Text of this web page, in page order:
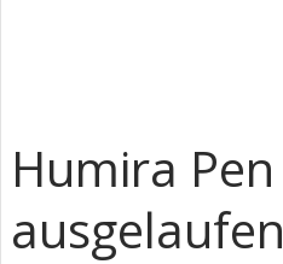
Humira Pen
ausgelaufen